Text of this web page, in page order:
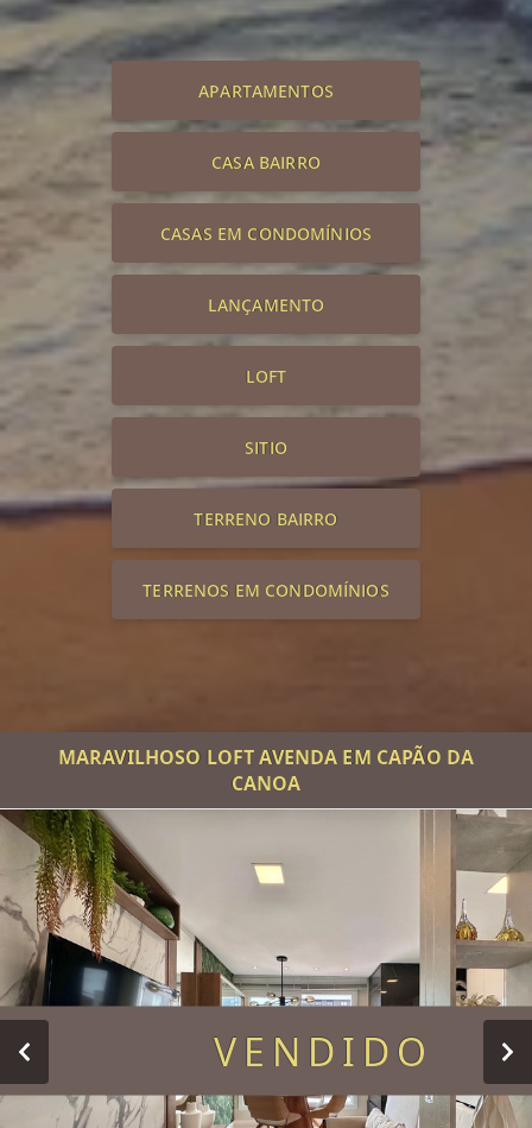
APARTAMENTOS
CASA BAIRRO
CASAS EM CONDOMÍNIOS
LANÇAMENTO
LOFT
SITIO
TERRENO BAIRRO
TERRENOS EM CONDOMÍNIOS
MARAVILHOSO LOFT AVENDA EM CAPÃO DA
CANOA
VENDIDO